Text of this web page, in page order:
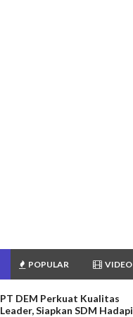
POPULAR VIDEO
PT DEM Perkuat Kualitas
Leader, Siapkan SDM Hadapi